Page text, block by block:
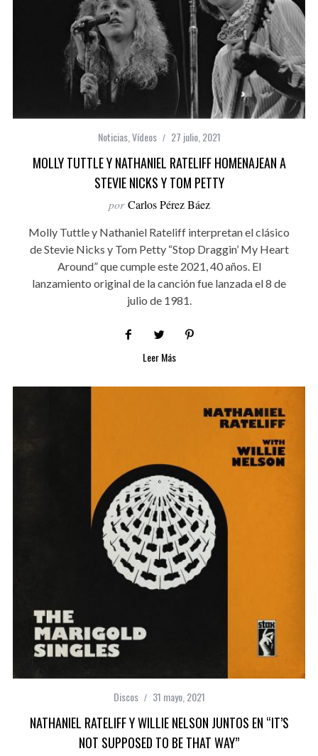
Noticias, Vídeos 27 julio, 2021
MOLLY TUTTLE Y NATHANIEL RATELIFF HOMENAJEAN A
STEVIE NICKS Y TOM PETTY
por Carlos Pérez Báez
Molly Tuttle y Nathaniel Rateliff interpretan el clásico
de Stevie Nicks y Tom Petty “Stop Draggin’ My Heart
Around” que cumple este 2021, 40 años. El
lanzamiento original de la canción fue lanzada el 8 de
julio de 1981.
Leer Más
Discos 31 mayo, 2021
NATHANIEL RATELIFF Y WILLIE NELSON JUNTOS EN “IT’S
NOT SUPPOSED TO BE THAT WAY”